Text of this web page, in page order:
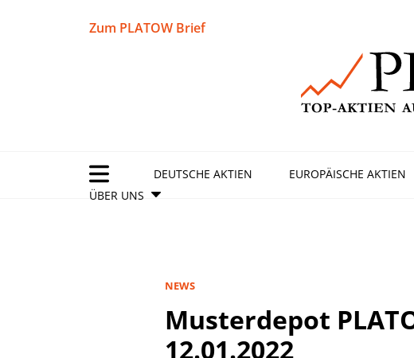
Zum PLATOW Brief
DEUTSCHE AKTIEN EUROPÄISCHE AKTIEN
ÜBER UNS
NEWS
Musterdepot
12.01.2022